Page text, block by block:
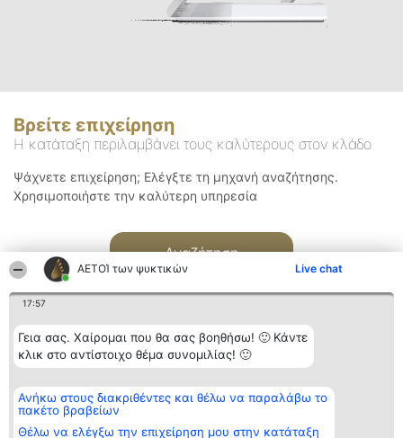
ΑΕΤΟΊ των ψυκτικών Live chat
17:57
Γεια σας. Χαίρομαι που θα σας βοηθήσω! 🙂 Κάντε
κλικ στο αντίστοιχο θέμα συνομιλίας! 🙂
Ανήκω στους διακριθέντες και θέλω να παραλάβω το
πακέτο βραβείων
Θέλω να ελέγξω την επιχείρηση μου στην κατάταξη
Βρείτε επιχείρηση
Η κατάταξη περιλαμβάνει τους καλύτερους στον κλάδο
Ψάχνετε επιχείρηση; Ελέγξτε τη μηχανή αναζήτησης.
Χρησιμοποιήστε την καλύτερη υπηρεσία
Αναζήτηση
Διοργανωτής της
κατάταξης
BEAUTIFUL COMPANY
Κατάταξη
Διακριθέντες
των
Επικοινωνία
Επικοινωνία